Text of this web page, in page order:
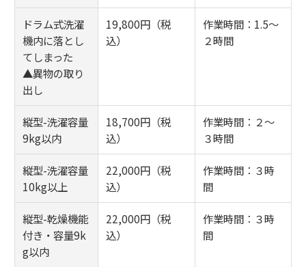
ドラム式洗濯
機内に落とし
てしまった
▲異物の取り
出し
19,800円（税
込）
作業時間：1.5～
２時間
縦型-洗濯容量
9kg以内
18,700円（税
込）
作業時間：２～
３時間
縦型-洗濯容量
10kg以上
22,000円（税
込）
作業時間：３時
間
縦型-乾燥機能
付き・容量9k
g以内
22,000円（税
込）
作業時間：３時
間